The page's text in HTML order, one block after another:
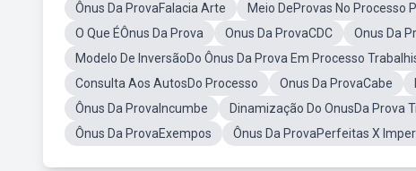
Ônus Da ProvaFalacia Arte
Meio DeProvas No Processo
O Que ÉÔnus Da Prova
Onus Da ProvaCDC
Onus Da
Modelo De InversãoDo Ônus Da Prova Em Processo
Consulta Aos AutosDo Processo
Onus Da ProvaCabe
Ônus Da ProvaIncumbe
Dinamização Do OnusDa Prova
Ônus Da ProvaExempos
Ônus Da ProvaPerfeitas X